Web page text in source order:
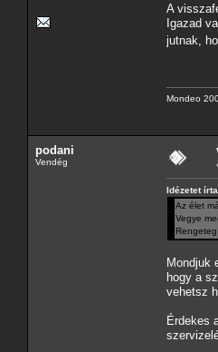
A
Igazad
jutnak,
Mondeo
podani
Vendég
Idézetet
Az élet
Vegye
Rengeteg
Mondjuk
hogy a
vehetsz
Érdekes